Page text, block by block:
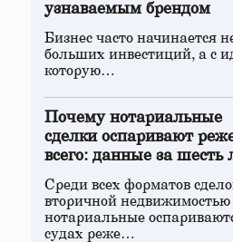
узнаваемым брендом
Бизнес часто начинается
больших инвестиций, а с
которую…
Почему нотариальные
сделки оспаривают
всего: данные за шесть
Среди всех форматов
вторичной недвижимостью
нотариальные
судах реже…